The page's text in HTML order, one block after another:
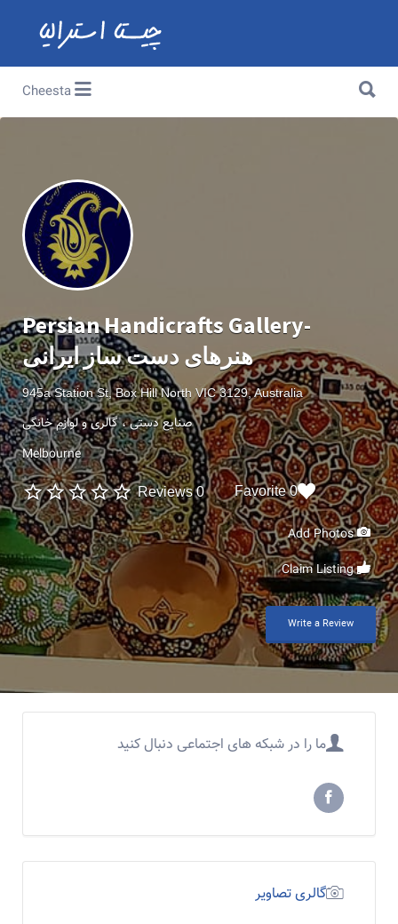
Cheesta
Persian Handicrafts Gallery-
هنرهای دست ساز ایرانی
945a Station St, Box Hill North VIC 3129, Australia
صنایع دستی ، گالری و لوازم خانگی
Melbourne
0 Reviews 0 Favorite
Add Photos
Claim Listing
Write a Review
ما را در شبکه های اجتماعی دنبال کنید
گالری تصاویر